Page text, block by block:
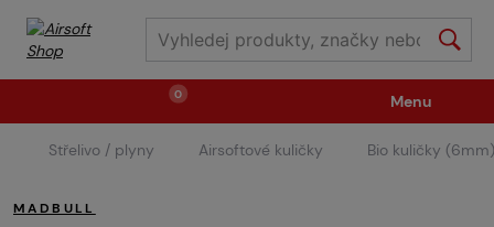
0
Zbraně Střelivo / plyny
Menu
Střelivo / plyny Airsoftové kuličky Bio kuličky (6mm)
MADBULL